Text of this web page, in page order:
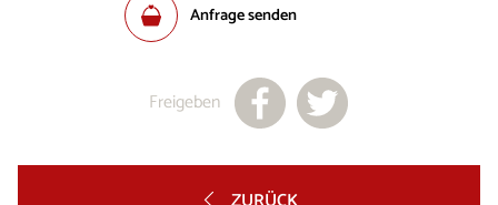
Anfrage senden
Freigeben